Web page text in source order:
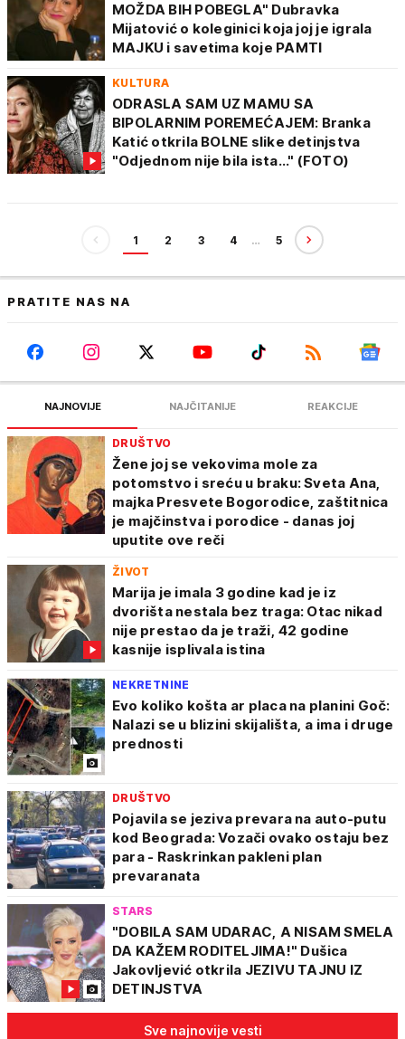
MOŽDA BIH POBEGLA" Dubravka
Mijatović o koleginici koja joj je igrala
MAJKU i savetima koje PAMTI
KULTURA
ODRASLA SAM UZ MAMU SA
BIPOLARNIM POREMEĆAJEM: Branka
Katić otkrila BOLNE slike detinjstva
"Odjednom nije bila ista..." (FOTO)
1 2 3 4 … 5
PRATITE NAS NA
NAJNOVIJE NAJČITANIJE REAKCIJE
DRUŠTVO
Žene joj se vekovima mole za
potomstvo i sreću u braku: Sveta Ana,
majka Presvete Bogorodice, zaštitnica
je majčinstva i porodice - danas joj
uputite ove reči
ŽIVOT
Marija je imala 3 godine kad je iz
dvorišta nestala bez traga: Otac nikad
nije prestao da je traži, 42 godine
kasnije isplivala istina
NEKRETNINE
Evo koliko košta ar placa na planini Goč:
Nalazi se u blizini skijališta, a ima i druge
prednosti
DRUŠTVO
Pojavila se jeziva prevara na auto-putu
kod Beograda: Vozači ovako ostaju bez
para - Raskrinkan pakleni plan
prevaranata
STARS
"DOBILA SAM UDARAC, A NISAM SMELA
DA KAŽEM RODITELJIMA!" Dušica
Jakovljević otkrila JEZIVU TAJNU IZ
DETINJSTVA
Sve najnovije vesti